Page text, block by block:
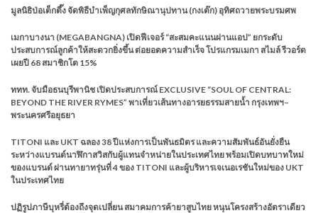
มูลนิธิป่อเต็กตึ๊ง จัดพิธีบำเพ็ญกุศลทักษิณานุปทาน (กงเต๊ก) อุทิศถวายพระบรมศพ
เมกาบางนา (MEGABANGNA) เปิดฟีเจอร์ “สะสมคะแนนผ่านแอป” ยกระดับ
ประสบการณ์ลูกค้าให้สะดวกยิ่งขึ้น ต่อยอดความสำเร็จ โปรแกรมเมกา สไมล์ รีวอร์ด
เผยปี 68 สมาชิกโต 15%
ททท. จับมือธนบุรีพานิช เปิดประสบการณ์ EXCLUSIVE “SOUL OF CENTRAL:
BEYOND THE RIVER RYMES” พาเที่ยวเส้นทางอารยธรรมสายน้ำ กรุงเทพฯ–
พระนครศรีอยุธยา
TITONI และ UKT ฉลอง 38 ปีแห่งการเป็นพันธมิตร และความสัมพันธ์อันยั่งยืน
ระหว่างแบรนด์นาฬิกาสวิสกับผู้แทนจำหน่ายในประเทศไทย พร้อมเปิดบทบาทใหม่
ของแบรนด์ ผ่านทายาทรุ่นที่ 4 ของ TITONI และผู้บริหารเจเนอเรชันใหม่ของ UKT
ในประเทศไทย
ปฏิรูปภาษีบุหรี่ต้องถึงจุดเปลี่ยน สมาคมการค้ายาสูบไทย หนุนโครงสร้างอัตราเดียว